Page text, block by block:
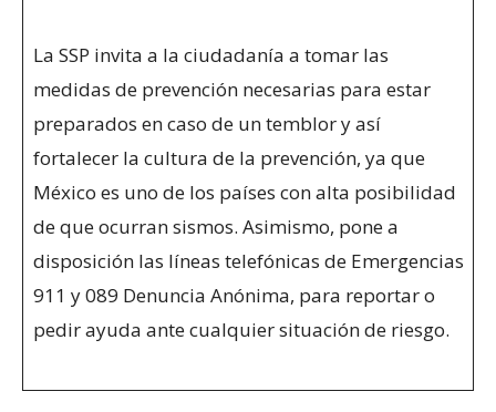
La SSP invita a la ciudadanía a tomar las
medidas de prevención necesarias para estar
preparados en caso de un temblor y así
fortalecer la cultura de la prevención, ya que
México es uno de los países con alta posibilidad
de que ocurran sismos. Asimismo, pone a
disposición las líneas telefónicas de Emergencias
911 y 089 Denuncia Anónima, para reportar o
pedir ayuda ante cualquier situación de riesgo.